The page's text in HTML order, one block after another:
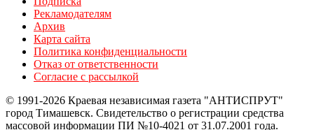
Рекламодателям
Архив
Карта сайта
Политика конфиденциальности
Отказ от ответственности
Согласие с рассылкой
© 1991-2026 Краевая независимая газета "АНТИСПРУТ"
город Тимашевск. Свидетельство о регистрации средства
массовой информации ПИ №10-4021 от 31.07.2001 года.